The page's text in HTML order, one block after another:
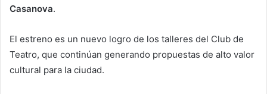
Casanova.
El estreno es un nuevo logro de los talleres del Club de
Teatro, que continúan generando propuestas de alto valor
cultural para la ciudad.